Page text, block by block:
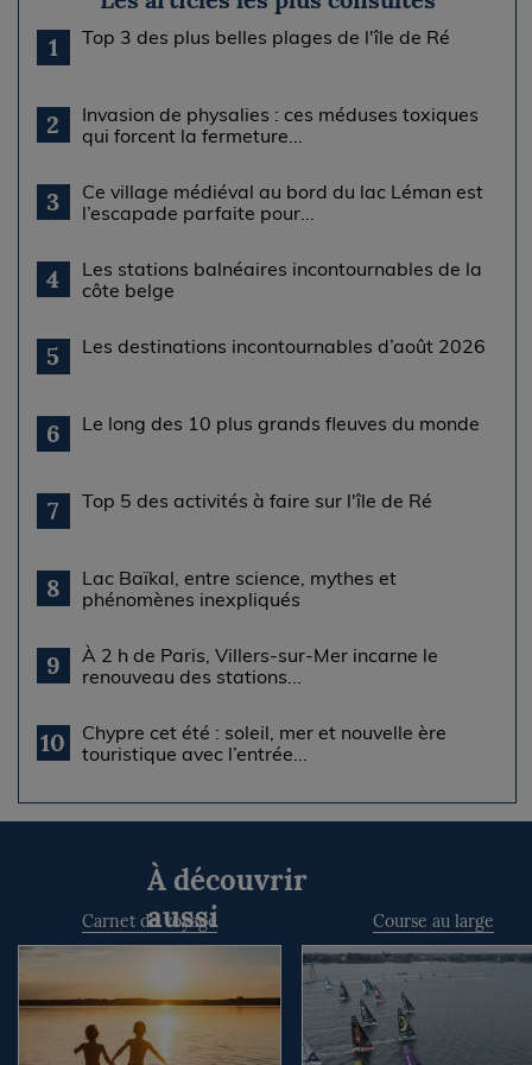
1
Top 3 des plus belles plages de l'île de Ré
2
Invasion de physalies : ces méduses toxiques
qui forcent la fermeture...
3
Ce village médiéval au bord du lac Léman est
l’escapade parfaite pour...
4
Les stations balnéaires incontournables de la
côte belge
5 Les destinations incontournables d’août 2026
6 Le long des 10 plus grands fleuves du monde
7 Top 5 des activités à faire sur l'île de Ré
8
Lac Baïkal, entre science, mythes et
phénomènes inexpliqués
9
À 2 h de Paris, Villers-sur-Mer incarne le
renouveau des stations...
10
Chypre cet été : soleil, mer et nouvelle ère
touristique avec l’entrée...
À découvrir
aussi
Carnet de voyage Course au large